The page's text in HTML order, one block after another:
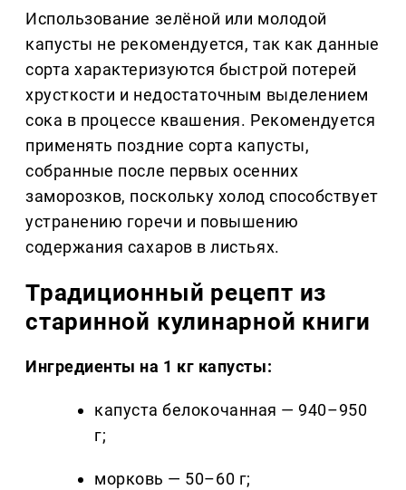
Использование зелёной или молодой
капусты не рекомендуется, так как данные
сорта характеризуются быстрой потерей
хрусткости и недостаточным выделением
сока в процессе квашения. Рекомендуется
применять поздние сорта капусты,
собранные после первых осенних
заморозков, поскольку холод способствует
устранению горечи и повышению
содержания сахаров в листьях.
Традиционный рецепт из
старинной кулинарной книги
Ингредиенты на 1 кг капусты:
капуста белокочанная — 940–950
г;
морковь — 50–60 г;